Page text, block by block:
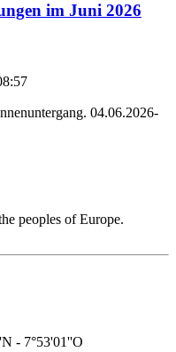
im Juni 2026
04.06.2026-
peoples of Europe.
- 7°53'01''O